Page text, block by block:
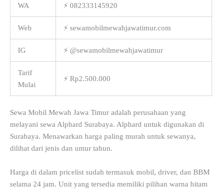
WA ⚡ 082333145920
Web ⚡ sewamobilmewahjawatimur.com
IG ⚡ @sewamobilmewahjawatimur
Tarif
Mulai
⚡ Rp2.500.000
Sewa Mobil Mewah Jawa Timur adalah perusahaan yang
melayani sewa Alphard Surabaya. Alphard untuk digunakan di
Surabaya. Menawarkan harga paling murah untuk sewanya,
dilihat dari jenis dan umur tahun.
Harga di dalam pricelist sudah termasuk mobil, driver, dan BBM
selama 24 jam. Unit yang tersedia memiliki pilihan warna hitam